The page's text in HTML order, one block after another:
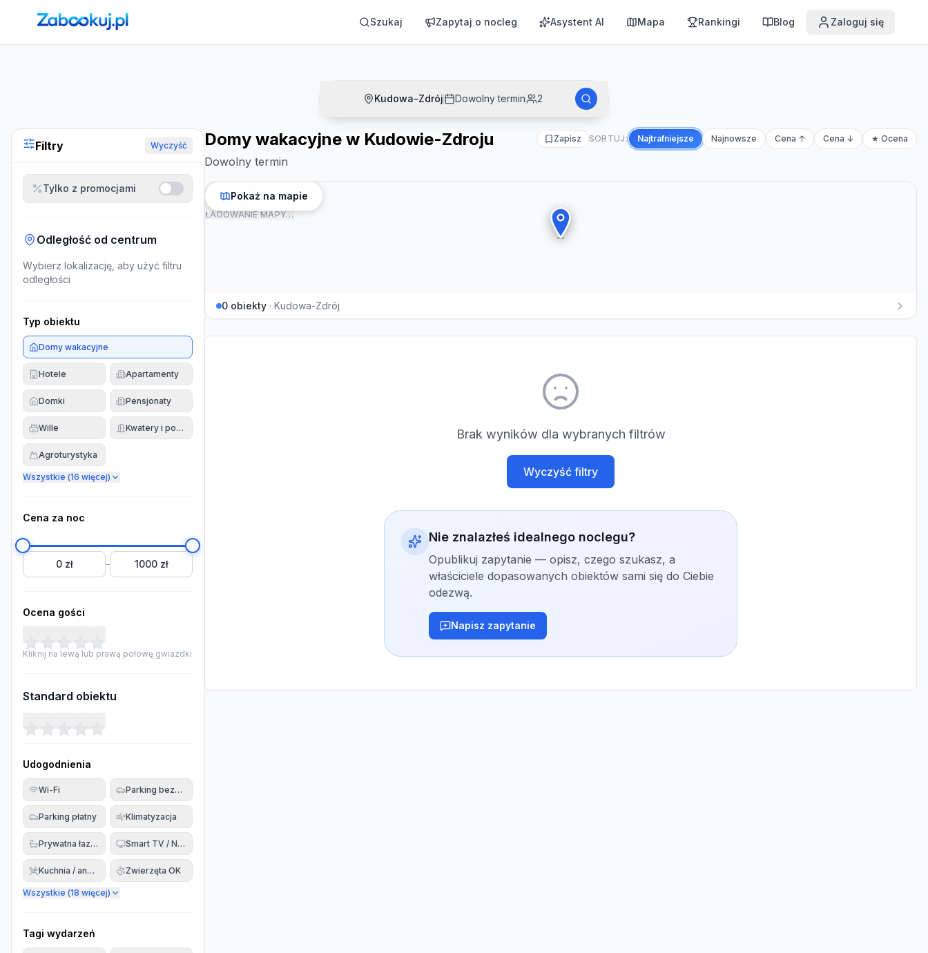
Strona główna ›Noclegi Szukaj Zapytaj o nocleg Asystent AI Mapa Rankingi Blog Zaloguj się
Kudowa-Zdrój Dowolny termin 2
Filtry Wyczyść
Tylko z promocjami
Odległość od centrum
Wybierz lokalizację, aby użyć filtru
odległości
Typ obiektu
Domy wakacyjne
Hotele Apartamenty
Domki Pensjonaty
Wille Kwatery i pokoje
Agroturystyka
Wszystkie (16 więcej)
Cena za noc
0 zł – 1000 zł
Ocena gości
Kliknij na lewą lub prawą połowę gwiazdki
Standard obiektu
Udogodnienia
Wi-Fi Parking bezpłatny
Parking płatny Klimatyzacja
Prywatna łazienka Smart TV / Netflix
Kuchnia / aneks Zwierzęta OK
Wszystkie (18 więcej)
Tagi wydarzeń
Domy wakacyjne w Kudowie-Zdroju
Dowolny termin
Zapisz SORTUJ: Najtrafniejsze Najnowsze Cena ↑ Cena ↓ ★ Ocena
ŁADOWANIE MAPY…
Pokaż na mapie
0 obiekty · Kudowa-Zdrój
Brak wyników dla wybranych filtrów
Wyczyść filtry
Nie znalazłeś idealnego noclegu?
Opublikuj zapytanie — opisz, czego szukasz, a
właściciele dopasowanych obiektów sami się do Ciebie
odezwą.
Napisz zapytanie